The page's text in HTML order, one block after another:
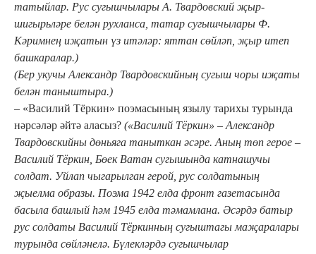
татыйлар. Рус сугышчылары А. Твардовский җыр-
шигырьләре белән рухланса, татар сугышчылары Ф.
Кәримнең иҗатын үз итәләр: яттан сөйләп, җыр итеп
башкаралар.)
(Бер укучы Александр Твардовскийның сугыш чоры иҗаты
белән таныштыра.)
– «Василий Тёркин» поэмасының язылу тарихы турында
нәрсәләр әйтә аласыз? («Василий Тёркин» – Александр
Твардовскийны дөньяга таныткан әсәре. Аның төп герое –
Василий Тёркин, Бөек Ватан сугышында катнашучы
солдат. Уйлап чыгарылган герой, рус солдатының
җыелма образы. Поэма 1942 елда фронт газетасында
басыла башлый һәм 1945 елда тәмамлана. Әсәрдә батыр
рус солдаты Василий Тёркинның сугыштагы маҗаралары
турында сөйләнелә. Бүлекләрдә сугышчылар